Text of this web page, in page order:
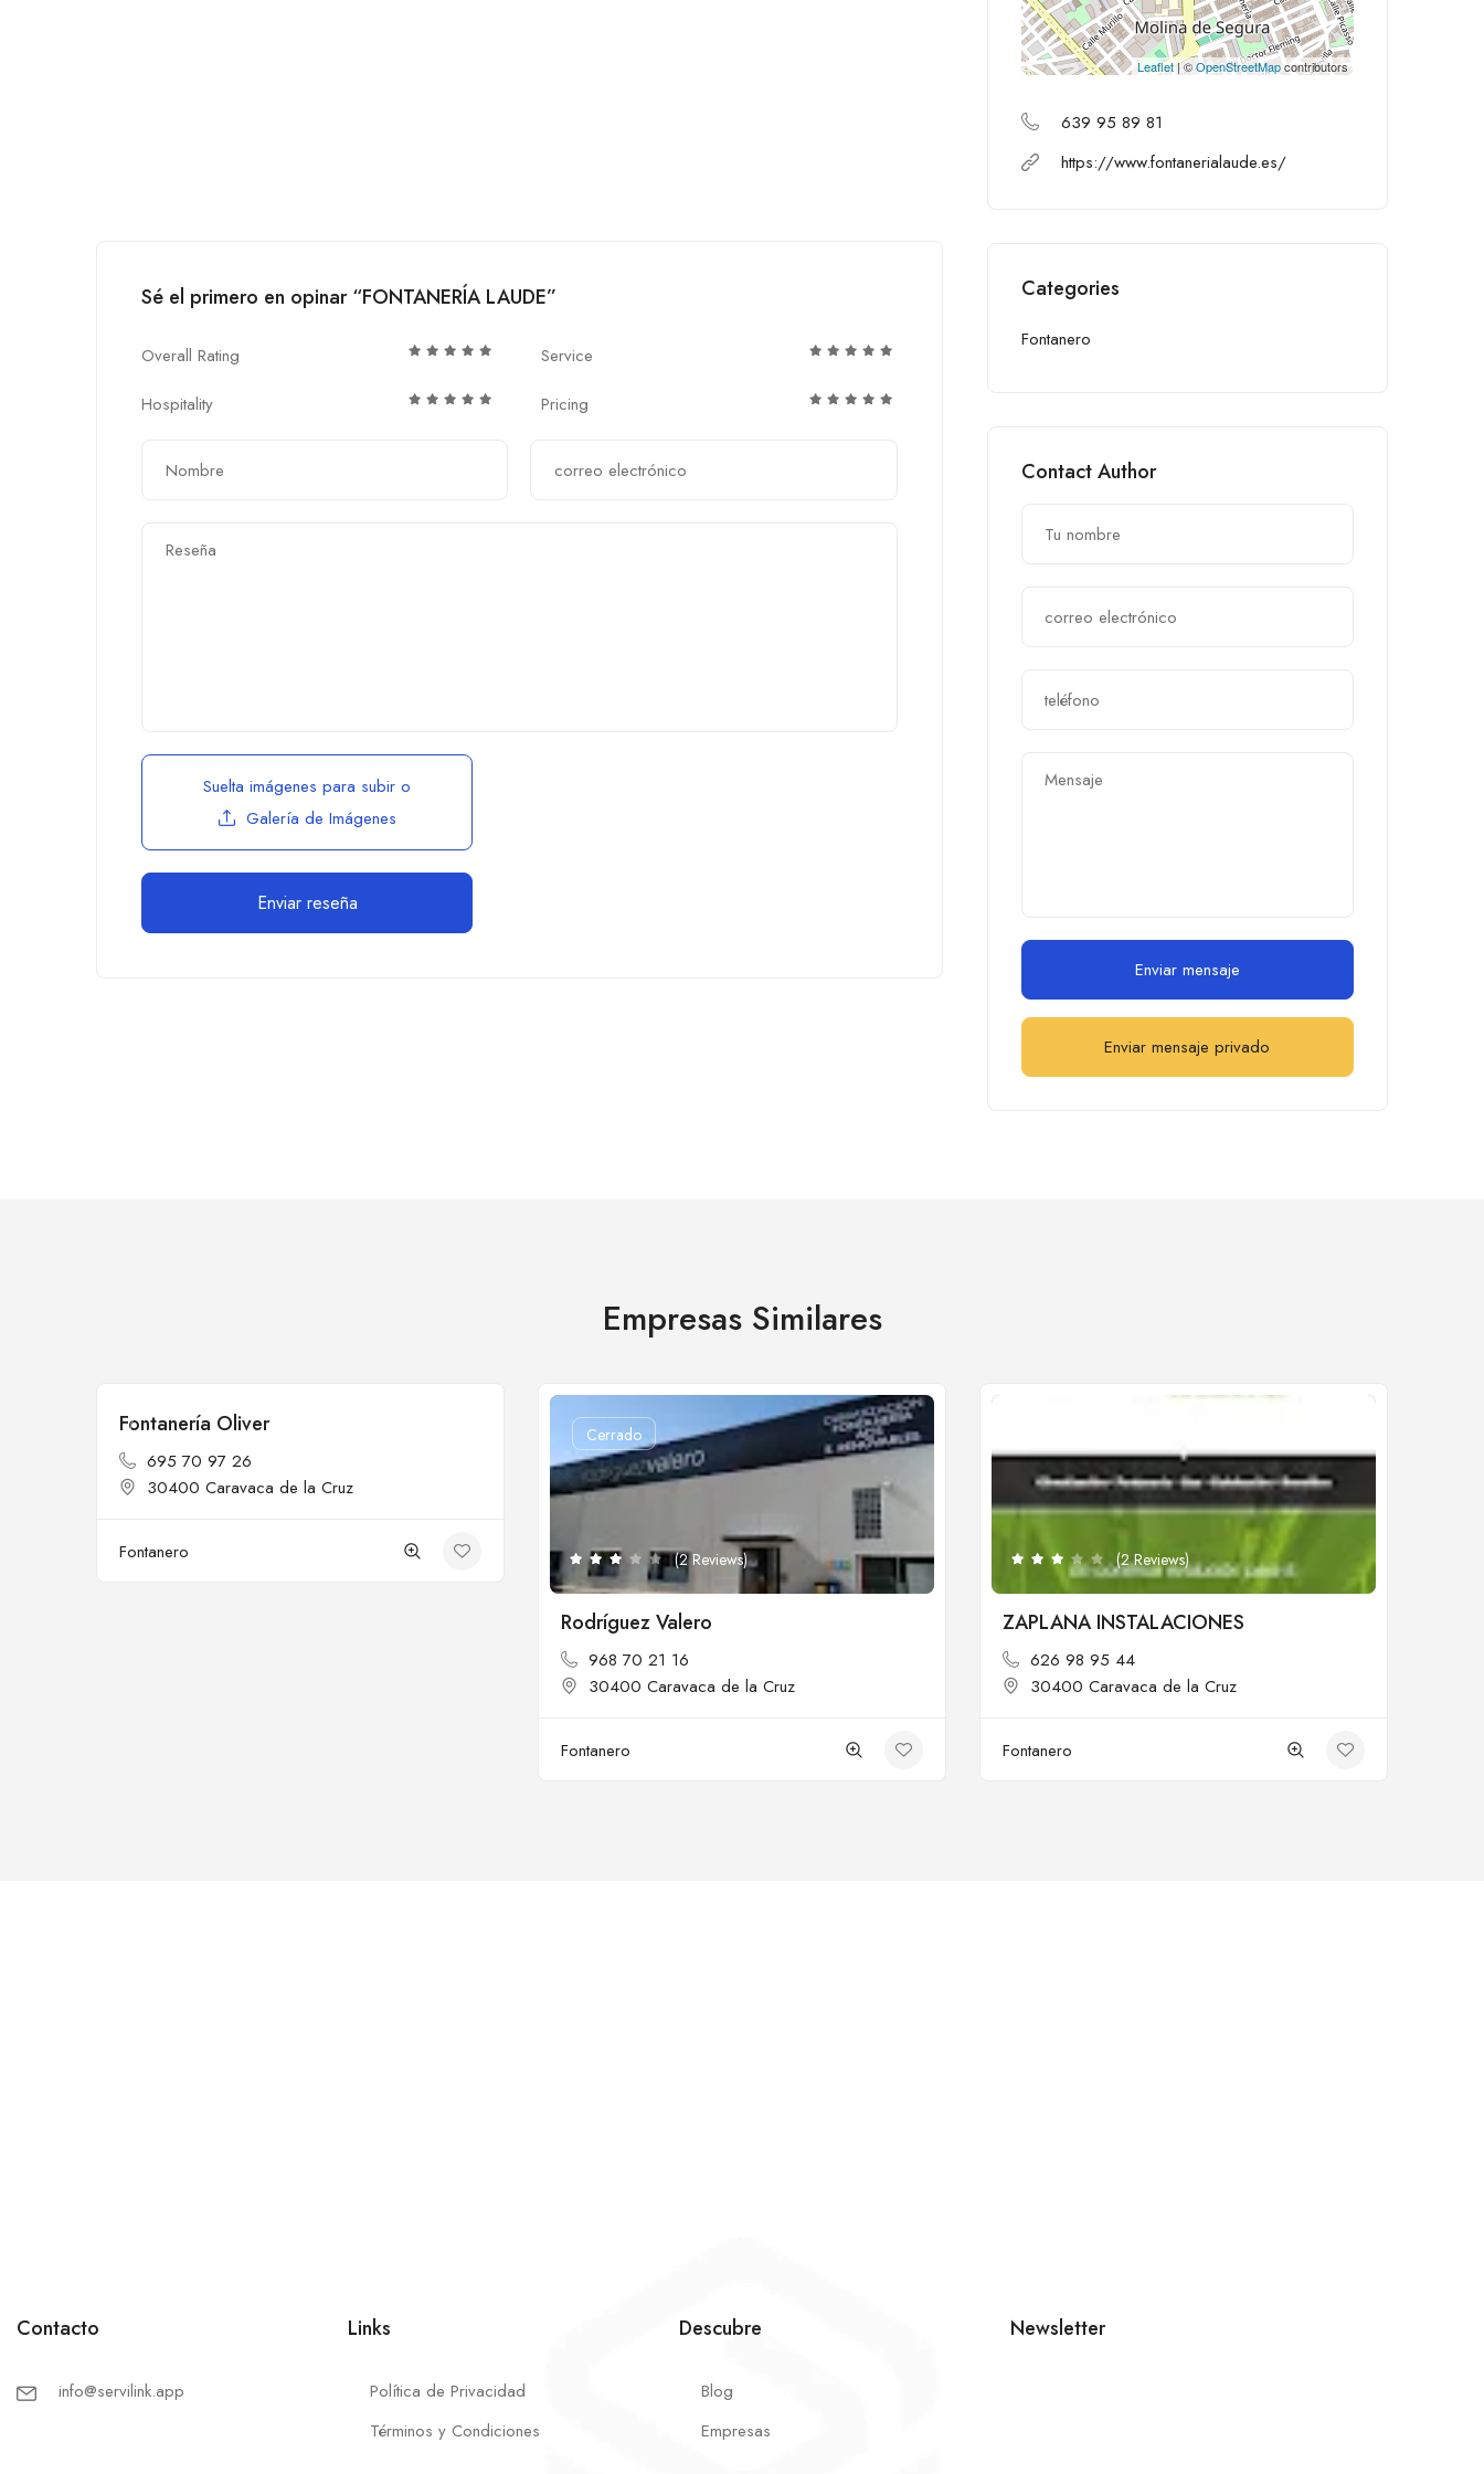
Sé el primero en opinar “FONTANERÍA LAUDE”
Overall Rating
Service
Hospitality
Pricing
Suelta imágenes para subir o
Galería de Imágenes
Leaflet| ©OpenStreetMapcontributors
639 95 89 81
https://www.fontanerialaude.es/
Categories
Fontanero
Contact Author
Enviar mensaje
Enviar mensaje privado
Empresas Similares
Cerrado
Fontanería Oliver
695 70 97 26
30400 Caravaca de la Cruz
Fontanero
Cerrado
(2 Reviews)
Rodríguez Valero
968 70 21 16
30400 Caravaca de la Cruz
Fontanero
(2 Reviews)
ZAPLANA INSTALACIONES
626 98 95 44
30400 Caravaca de la Cruz
Fontanero
Contacto
info@servilink.app
Links
Política de Privacidad
Términos y Condiciones
Descubre
Blog
Empresas
Newsletter